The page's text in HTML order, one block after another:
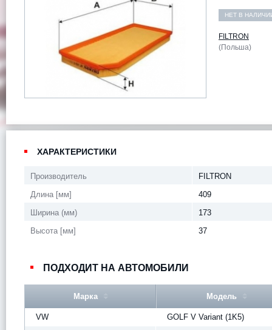
НЕТ В
FILTRON
(Польша)
ХАРАКТЕРИСТИКИ
Производитель
FILTRON
Длина [мм]
409
Ширина (мм)
173
Высота [мм]
37
ПОДХОДИТ НА АВТОМОБИЛИ
Марка Модель
VW
GOLF V Variant (1K5)